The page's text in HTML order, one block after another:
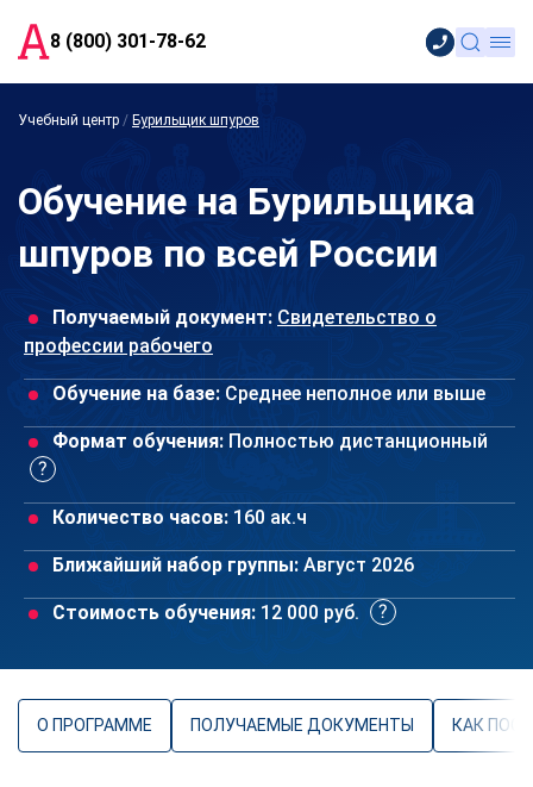
8 (800) 301-78-62
Учебный центр / Бурильщик шпуров
Обучение на Бурильщика
шпуров по всей России
Получаемый документ: Свидетельство о
профессии рабочего
Обучение на базе: Среднее неполное или выше
Формат обучения: Полностью дистанционный
Количество часов: 160 ак.ч
Ближайший набор группы: Август 2026
Стоимость обучения: 12 000 руб.
О ПРОГРАММЕ ПОЛУЧАЕМЫЕ ДОКУМЕНТЫ КАК